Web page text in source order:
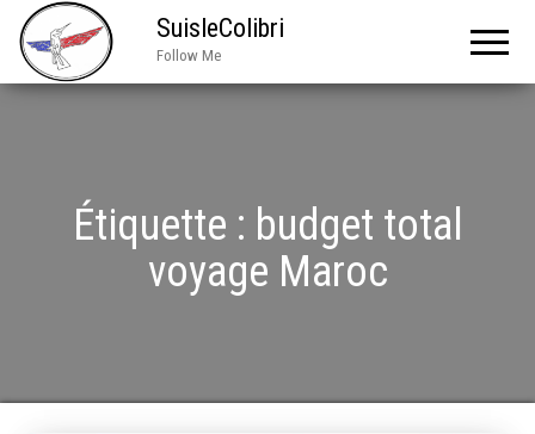
SuisleColibri
Follow Me
Étiquette : budget total
voyage Maroc